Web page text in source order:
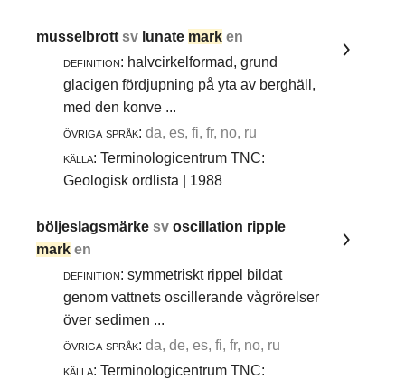
musselbrottsv lunate mark en
definition: halvcirkelformad, grund
glacigen fördjupning på yta av berghäll,
med den konve ...
övriga språk: da, es, fi, fr, no, ru
källa: Terminologicentrum TNC:
Geologisk ordlista | 1988
böljeslagsmärkesvoscillation ripple
mark en
definition: symmetriskt rippel bildat
genom vattnets oscillerande vågrörelser
över sedimen ...
övriga språk: da, de, es, fi, fr, no, ru
källa: Terminologicentrum TNC: